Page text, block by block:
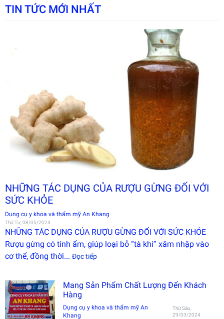
TIN TỨC MỚI NHẤT
NHỮNG TÁC DỤNG CỦA RƯỢU GỪNG ĐỐI VỚI
SỨC KHỎE
Dụng cụ y khoa và thẩm mỹ An Khang
Thứ Tư, 08/05/2024
NHỮNG TÁC DỤNG CỦA RƯỢU GỪNG ĐỐI VỚI SỨC KHỎE
Rượu gừng có tính ấm, giúp loại bỏ “tà khí” xâm nhập vào
cơ thể, đồng thời... Đọc tiếp
Mang Sản Phẩm Chất Lượng Đến Khách
Hàng
Dụng cụ y khoa và thẩm mỹ An
Khang
Thứ Sáu,
29/03/2024